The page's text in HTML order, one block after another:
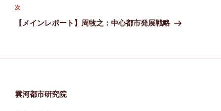
ビ
ゲ
ョ
稿
次
の
次
【メインレポート】周牧之：中心都市発展戦略
雲河都市研究院